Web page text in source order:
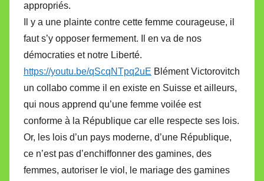
appropriés.
Il y a une plainte contre cette femme courageuse, il
faut s’y opposer fermement. Il en va de nos
démocraties et notre Liberté.
https://youtu.be/qScqNTpq2uE Blément Victorovitch
un collabo comme il en existe en Suisse et ailleurs,
qui nous apprend qu’une femme voilée est
conforme à la République car elle respecte ses lois.
Or, les lois d’un pays moderne, d’une République,
ce n’est pas d’enchiffonner des gamines, des
femmes, autoriser le viol, le mariage des gamines